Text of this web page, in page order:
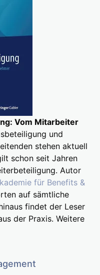
Vom Mitarbeiter
und
stehen aktuell
schon seit Jahren
Autor
für Benefits &
auf sämtliche
findet der Leser
der Praxis. Weitere